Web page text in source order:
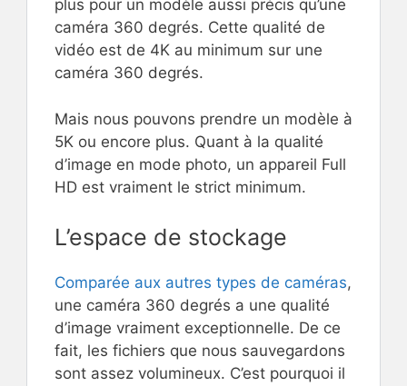
plus pour un modèle aussi précis qu’une
caméra 360 degrés. Cette qualité de
vidéo est de 4K au minimum sur une
caméra 360 degrés.
Mais nous pouvons prendre un modèle à
5K ou encore plus. Quant à la qualité
d’image en mode photo, un appareil Full
HD est vraiment le strict minimum.
L’espace de stockage
Comparée aux autres types de caméras,
une caméra 360 degrés a une qualité
d’image vraiment exceptionnelle. De ce
fait, les fichiers que nous sauvegardons
sont assez volumineux. C’est pourquoi il